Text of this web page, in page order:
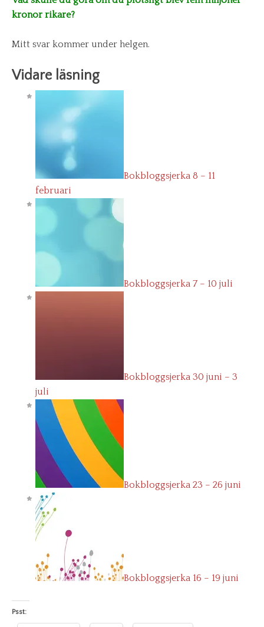
kronor rikare?
Mitt svar kommer under helgen.
Vidare läsning
Bokbloggsjerka 8 – 11
februari
Bokbloggsjerka 7 – 10 juli
Bokbloggsjerka 30 juni – 3
juli
Bokbloggsjerka 23 – 26 juni
Bokbloggsjerka 16 – 19 juni
Psst: